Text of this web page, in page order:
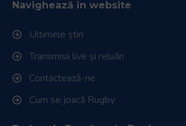
Navighează în website
Ultimele știri
Transmisii live și reluări
Contactează-ne
Cum se joacă Rugby